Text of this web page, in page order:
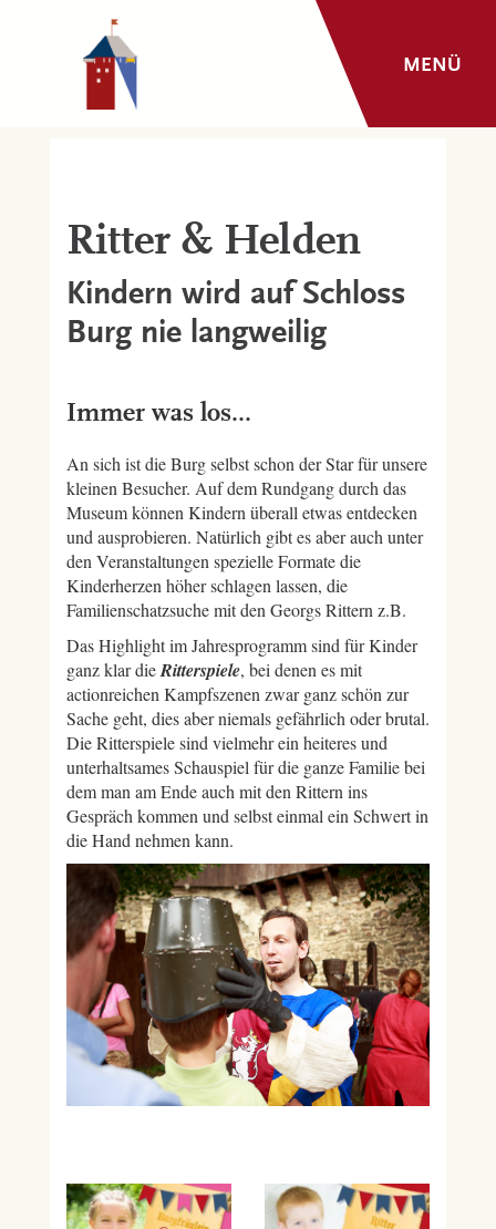
MENÜ
Ritter & Helden
Kindern wird auf Schloss
Burg nie langweilig
Immer was los...
An sich ist die Burg selbst schon der Star für unsere
kleinen Besucher. Auf dem Rundgang durch das
Museum können Kindern überall etwas entdecken
und ausprobieren. Natürlich gibt es aber auch unter
den Veranstaltungen spezielle Formate die
Kinderherzen höher schlagen lassen, die
Familienschatzsuche mit den Georgs Rittern z.B.
Das Highlight im Jahresprogramm sind für Kinder
ganz klar dieRitterspiele, bei denen es mit
actionreichen Kampfszenen zwar ganz schön zur
Sache geht, dies aber niemals gefährlich oder brutal.
Die Ritterspiele sind vielmehr ein heiteres und
unterhaltsames Schauspiel für die ganze Familie bei
dem man am Ende auch mit den Rittern ins
Gespräch kommen und selbst einmal ein Schwert in
die Hand nehmen kann.